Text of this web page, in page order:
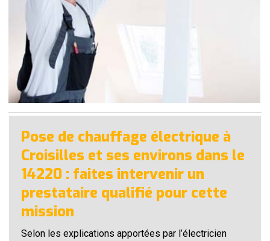
Pose de chauffage électrique à
Croisilles et ses environs dans le
14220 : faites intervenir un
prestataire qualifié pour cette
mission
Selon les explications apportées par l’électricien